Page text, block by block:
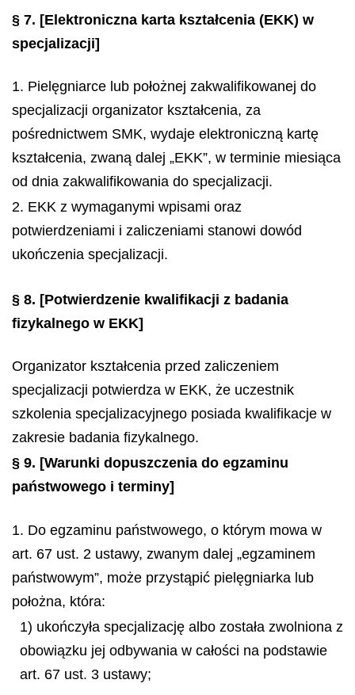
§ 7. [Elektroniczna karta kształcenia (EKK) w
specjalizacji]
1. Pielęgniarce lub położnej zakwalifikowanej do
specjalizacji organizator kształcenia, za
pośrednictwem SMK, wydaje elektroniczną kartę
kształcenia, zwaną dalej „EKK”, w terminie miesiąca
od dnia zakwalifikowania do specjalizacji.
2. EKK z wymaganymi wpisami oraz
potwierdzeniami i zaliczeniami stanowi dowód
ukończenia specjalizacji.
§ 8. [Potwierdzenie kwalifikacji z badania
fizykalnego w EKK]
Organizator kształcenia przed zaliczeniem
specjalizacji potwierdza w EKK, że uczestnik
szkolenia specjalizacyjnego posiada kwalifikacje w
zakresie badania fizykalnego.
§ 9. [Warunki dopuszczenia do egzaminu
państwowego i terminy]
1. Do egzaminu państwowego, o którym mowa w
art. 67 ust. 2 ustawy, zwanym dalej „egzaminem
państwowym”, może przystąpić pielęgniarka lub
położna, która:
1) ukończyła specjalizację albo została zwolniona z
obowiązku jej odbywania w całości na podstawie
art. 67 ust. 3 ustawy;